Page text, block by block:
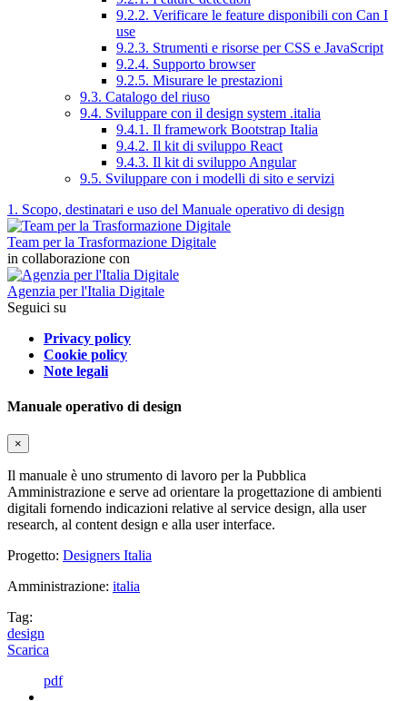
9.2.2. Verificare le feature disponibili con Can I
use
9.2.3. Strumenti e risorse per CSS e JavaScript
9.2.4. Supporto browser
9.2.5. Misurare le prestazioni
9.3. Catalogo del riuso
9.4. Sviluppare con il design system .italia
9.4.1. Il framework Bootstrap Italia
9.4.2. Il kit di sviluppo React
9.4.3. Il kit di sviluppo Angular
9.5. Sviluppare con i modelli di sito e servizi
1. Scopo, destinatari e uso del Manuale operativo di design
Team per la Trasformazione Digitale
in collaborazione con
Agenzia per l'Italia Digitale
Seguici su
Privacy policy
Cookie policy
Note legali
Manuale operativo di design
×
Il manuale è uno strumento di lavoro per la Pubblica
Amministrazione e serve ad orientare la progettazione di ambienti
digitali fornendo indicazioni relative al service design, alla user
research, al content design e alla user interface.
Progetto: Designers Italia
Amministrazione: italia
Tag:
design
Scarica
pdf